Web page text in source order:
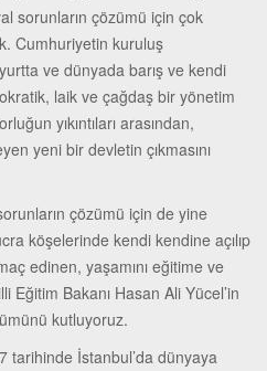
sorunların çözümü için çok
Cumhuriyetin kuruluş
ve dünyada barış ve kendi
laik ve çağdaş bir yönetim
yıkıntıları arasından,
yeni bir devletin çıkmasını
çözümü için de yine
köşelerinde kendi kendine açılıp
edinen, yaşamını eğitime ve
Eğitim Bakanı Hasan Ali Yücel’in
kutluyoruz.
tarihinde İstanbul’da dünyaya